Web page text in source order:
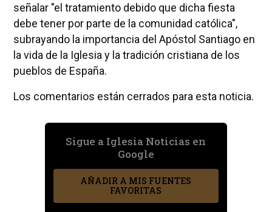
señalar "el tratamiento debido que dicha fiesta
debe tener por parte de la comunidad católica",
subrayando la importancia del Apóstol Santiago en
la vida de la Iglesia y la tradición cristiana de los
pueblos de España.
Los comentarios están cerrados para esta noticia.
Sigue a Iglesia Noticias en
Google
AÑADIR A MIS FUENTES
FAVORITAS